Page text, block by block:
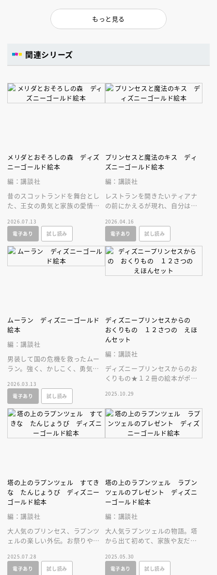
もっと見る
関連シリーズ
メリダとおそろしの森 ディズ
ニーゴールド絵本
編：講談社
昔のスコットランドを舞台とし
た、王女の勇気と家族の愛情の
ー賞受賞作のゴールド絵本、リ
ニューアル版
2026.07.13
電子あり
試し読み
プリンセスと魔法のキス ディ
ズニーゴールド絵本
編：講談社
レストランを開きたいティアナ
の前にかえるが現れ、自分は王
われキスすると、ティアナもか
えるに！
2026.04.16
電子あり
試し読み
ムーラン ディズニーゴールド
絵本
編：講談社
男装して国の危機を救ったムー
ラン。強く、かしこく、勇気あ
にぜひ読ませたい名作！
2026.03.13
電子あり
試し読み
ディズニープリンセスからの
おくりもの １２さつの えほ
んセット
編：講談社
ディズニープリンセスからのお
くりもの★１２冊の絵本がポケ
ペシャルな一冊。プレゼントに
も最適♪
2025.10.29
塔の上のラプンツェル すてき
な たんじょうび ディズニー
ゴールド絵本
編：講談社
大人気のプリンセス、ラプンツ
ェルの楽しい外伝。お祭りやお
載の物語！
2025.07.28
電子あり
試し読み
塔の上のラプンツェル ラプン
ツェルのプレゼント ディズニ
ーゴールド絵本
編：講談社
大人気ラプンツェルの物語。塔
から出て初めて、家族や友だち
台の、幸せな気持ちになれるお
話です。
2025.05.30
電子あり
試し読み